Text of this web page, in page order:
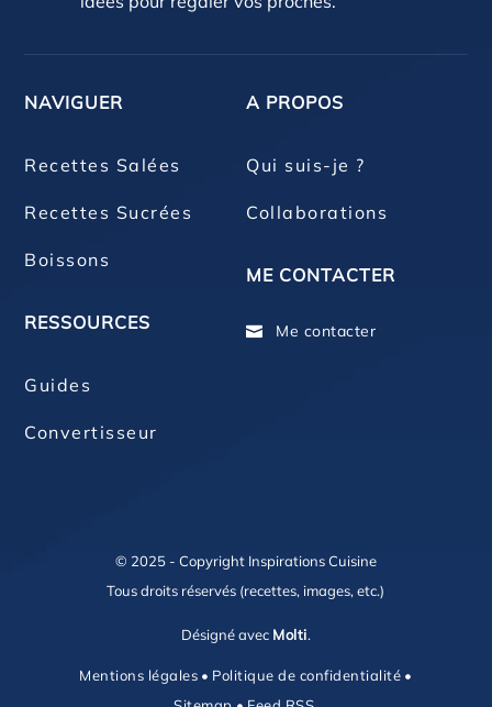
NAVIGUER
Recettes Salées
Recettes Sucrées
Boissons
RESSOURCES
Guides
Convertisseur
A PROPOS
Qui suis-je ?
Collaborations
ME CONTACTER
 Me contacter
© 2025 - Copyright Inspirations Cuisine
Tous droits réservés (recettes, images, etc.)
Désigné avec Molti.
Mentions légales • Politique de confidentialité •